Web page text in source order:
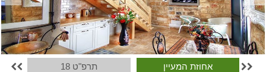
אחוזת המעיין תרפ"ט 18 
